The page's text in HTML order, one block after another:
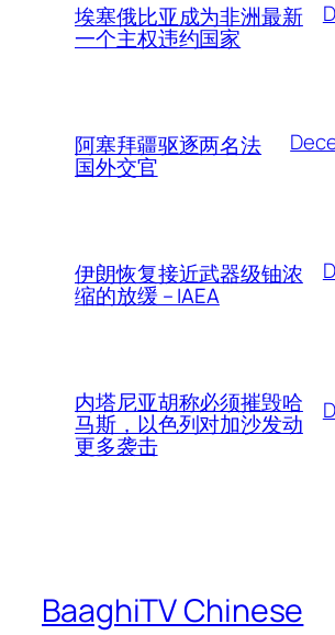
埃塞俄比亚成为非洲最新
一个主权违约国家
阿塞拜疆驱逐两名法
国外交官
伊朗恢复接近武器级铀浓
缩的放缓 – IAEA
内塔尼亚胡称必须摧毁哈
马斯，以色列对加沙发动
更多袭击
BaaghiTV Chinese